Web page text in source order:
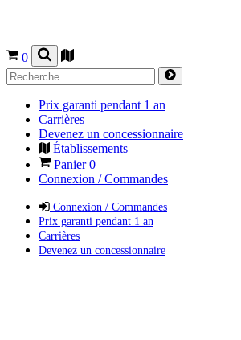
0
Prix garanti pendant 1 an
Carrières
Devenez un concessionnaire
Établissements
Panier0
Connexion / Commandes
Connexion / Commandes
Prix garanti pendant 1 an
Carrières
Devenez un concessionnaire